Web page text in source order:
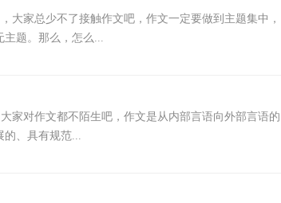
家总少不了接触作文吧，作文一定要做到主题集中，
主题。那么，怎么...
对作文都不陌生吧，作文是从内部言语向外部言语的
的、具有规范...